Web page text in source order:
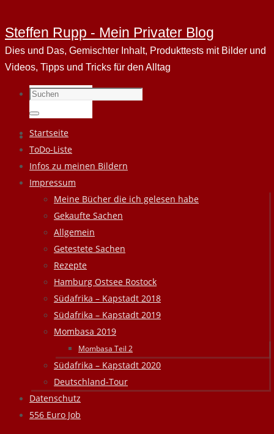
Steffen Rupp - Mein Privater Blog
Dies und Das, Gemischter Inhalt, Produkttests mit Bilder und
Videos, Tipps und Tricks für den Alltag
Suchen
nach:
Suchen
Zum
Inhalt
springen
Startseite
ToDo-Liste
Infos zu meinen Bildern
Impressum
Meine Bücher die ich gelesen habe
Gekaufte Sachen
Allgemein
Getestete Sachen
Rezepte
Hamburg Ostsee Rostock
Südafrika – Kapstadt 2018
Südafrika – Kapstadt 2019
Mombasa 2019
Mombasa Teil 2
Südafrika – Kapstadt 2020
Deutschland-Tour
Datenschutz
556 Euro Job